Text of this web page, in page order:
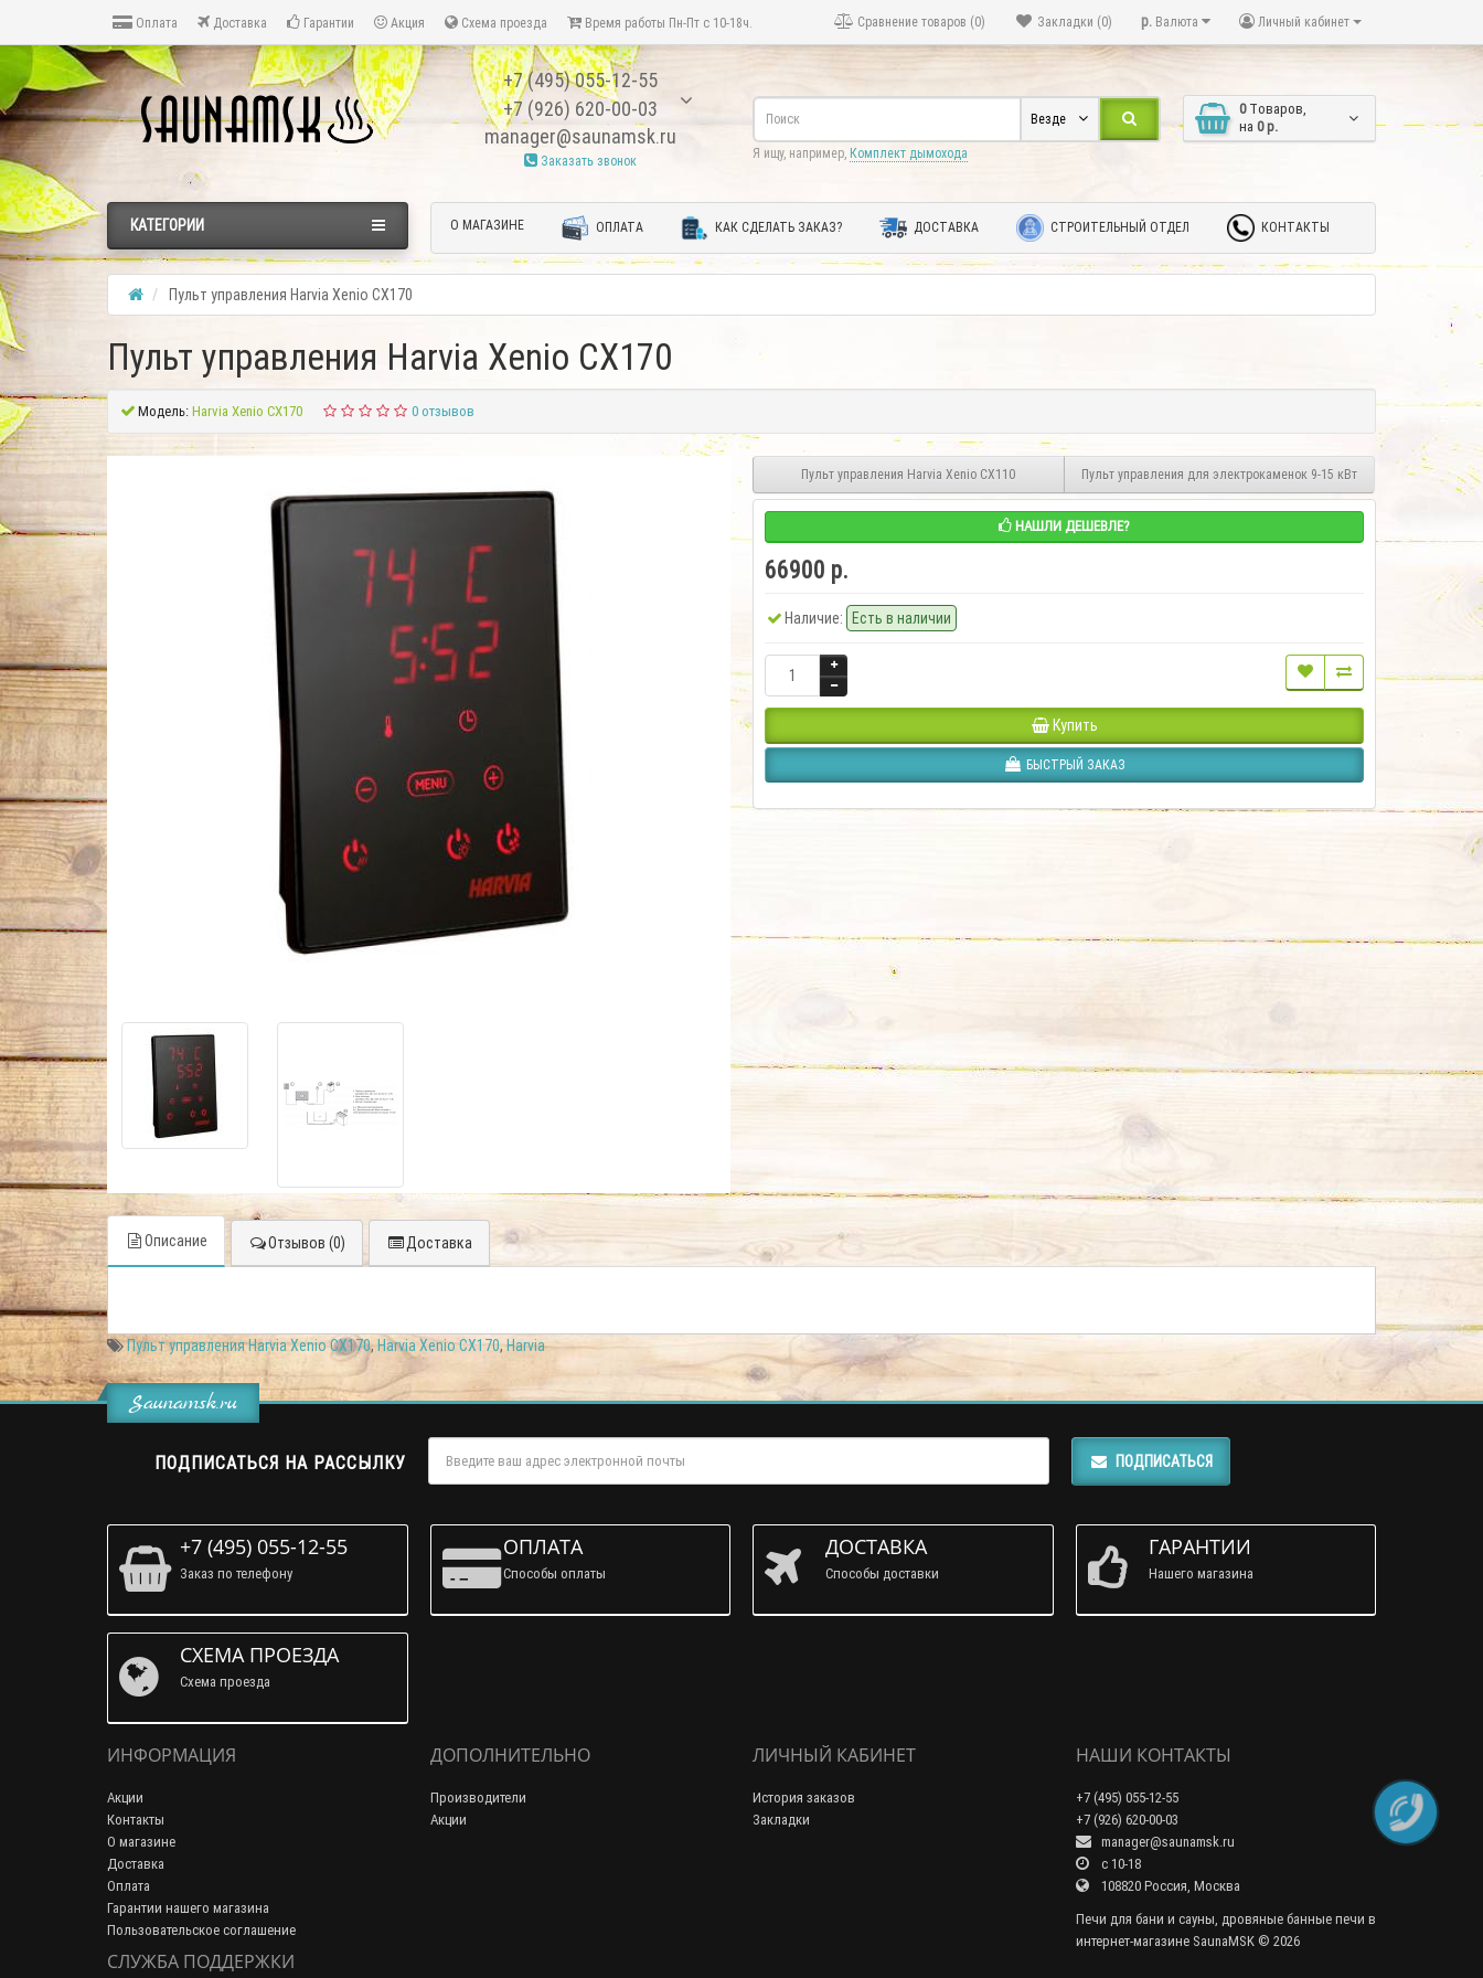
Оплата Доставка Гарантии Акция Схема проезда Время работы Пн-Пт с 10-18ч. Личный кабинет
р. Валюта
Закладки (0)
Сравнение товаров (0)
+7 (495) 055-12-55
+7 (926) 620-00-03
manager@saunamsk.ru
Заказать звонок
0 Tоваров,
на 0 р.
Везде
Я ищу, например, Комплект дымохода
О МАГАЗИНЕ ОПЛАТА КАК СДЕЛАТЬ ЗАКАЗ? ДОСТАВКА СТРОИТЕЛЬНЫЙ ОТДЕЛ КОНТАКТЫ
КАТЕГОРИИ
Пульт управления Harvia Xenio CX170
Пульт управления Harvia Xenio CX170
Модель:Harvia Xenio CX170 0 отзывов
Пульт управления Harvia Xenio CX110 Пульт управления для электрокаменок 9-15 кВт
НАШЛИ ДЕШЕВЛЕ?
66900 р.
Наличие: Есть в наличии
Купить
БЫСТРЫЙ ЗАКАЗ
Описание Отзывов (0) Доставка
Пульт управления Harvia Xenio CX170,Harvia Xenio CX170,Harvia
Saunamsk.ru
ПОДПИСАТЬСЯ НА РАССЫЛКУ ПОДПИСАТЬСЯ
+7 (495) 055-12-55
Заказ по телефону
ОПЛАТА
Способы оплаты
ДОСТАВКА
Способы доставки
ГАРАНТИИ
Нашего магазина
СХЕМА ПРОЕЗДА
Схема проезда
ИНФОРМАЦИЯ
Акции
Контакты
О магазине
Доставка
Оплата
Гарантии нашего магазина
Пользовательское соглашение
СЛУЖБА ПОДДЕРЖКИ
ДОПОЛНИТЕЛЬНО
Производители
Акции
ЛИЧНЫЙ КАБИНЕТ
История заказов
Закладки
НАШИ КОНТАКТЫ
+7 (495) 055-12-55
+7 (926) 620-00-03
manager@saunamsk.ru
c 10-18
108820 Россия, Москва
Печи для бани и сауны, дровяные банные печи в
интернет-магазине SaunaMSK © 2026